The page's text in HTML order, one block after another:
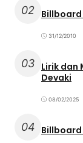
02 Billboard
31/12/2010
03 Lirik dan
Devaki
08/02/2025
04 Billboard